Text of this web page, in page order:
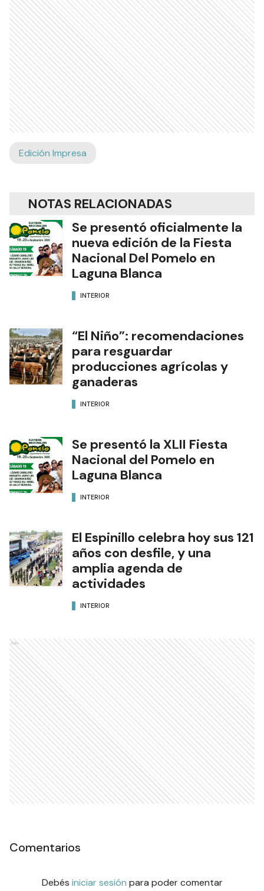
Edición Impresa
NOTAS RELACIONADAS
Se presentó oficialmente la
nueva edición de la Fiesta
Nacional Del Pomelo en
Laguna Blanca
INTERIOR
“El Niño”: recomendaciones
para resguardar
producciones agrícolas y
ganaderas
INTERIOR
Se presentó la XLII Fiesta
Nacional del Pomelo en
Laguna Blanca
INTERIOR
El Espinillo celebra hoy sus 121
años con desfile, y una
amplia agenda de
actividades
INTERIOR
Ads
Comentarios
Debés iniciar sesión para poder comentar